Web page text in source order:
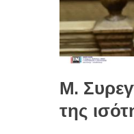
Μ.
της